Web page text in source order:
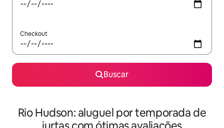
Checkout
Buscar
Rio Hudson: aluguel por temporada de